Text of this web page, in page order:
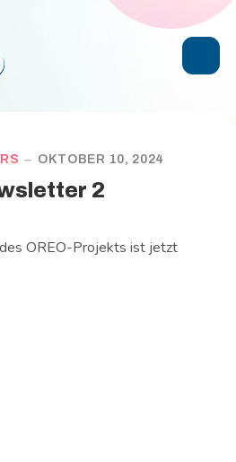
OKTOBER 10, 2024
2
OREO-Projekts ist jetzt